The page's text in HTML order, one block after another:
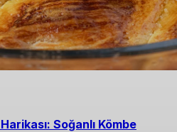
Soğanlı Kömbe